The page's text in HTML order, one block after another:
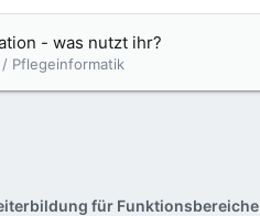
- was nutzt ihr?
Pflegeinformatik
für Funktionsbereiche